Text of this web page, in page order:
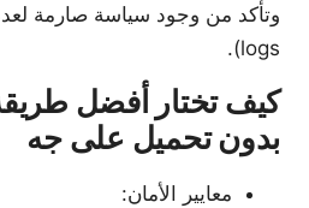
logs).
بدون تحميل على جه
معايير الأمان: